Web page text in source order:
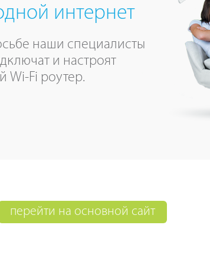
интернет
наши специалисты
и настроят
Wi-Fi роутер.
перейти на основной сайт